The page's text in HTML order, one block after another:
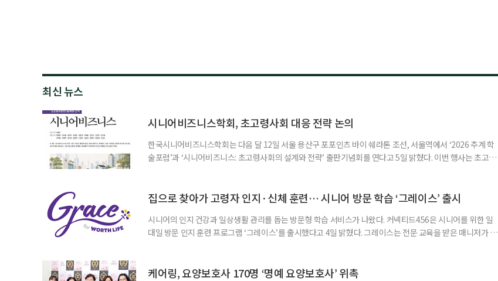
최신 뉴스
시니어비즈니스학회, 초고령사회 대응 전략 논의
한국시니어비즈니스학회는 다음 달 12일 서울 용산구 포포인츠 바이 쉐라톤 조선, 서울역에서 ‘2026 추계 학
술포럼’과 ‘시니어비즈니스: 초고령사회의 설계와 전략’ 출판기념회를 연다고 5일 밝혔다. 이번 행사는 초고령
계하다’를 주제로 기조강연을 한다. 이어 공동저자들이 돌봄과 금융, 헬스케어, 여가, 식품, 디지털 기술 등
집으로 찾아가 고령자 인지·신체 훈련… 시니어 방문 학습 ‘그레이스’ 출시
시니어의 인지 건강과 일상생활 관리를 돕는 방문형 학습 서비스가 나왔다. 커넥티드456은 시니어를 위한 일
대일 방문 인지 훈련 프로그램 ‘그레이스’를 출시했다고 4일 밝혔다. 그레이스는 전문 교육을 받은 매니저가 주
사용하는 자체 개발 워크북이 활용된다. 문제는 기억력과 주의집중력, 언어능력, 시공간 능력, 계산 능
케어링, 요양보호사 170명 ‘명예 요양보호사’ 위촉